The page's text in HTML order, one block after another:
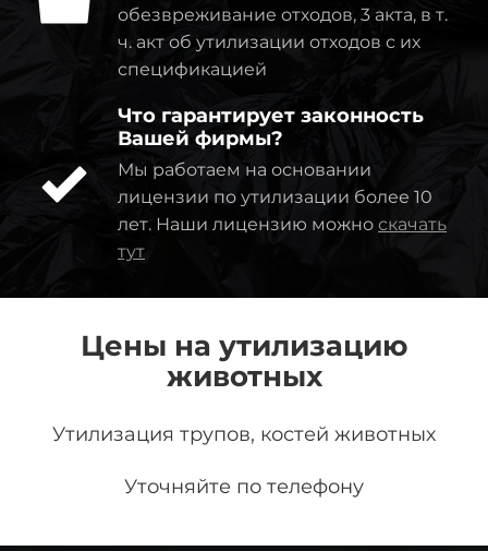
обезвреживание отходов, 3 акта, в т.
ч. акт об утилизации отходов с их
спецификацией
Что гарантирует законность
Вашей фирмы?
Мы работаем на основании
лицензии по утилизации более 10
лет. Наши лицензию можно скачать
тут
Цены на утилизацию
животных
Утилизация трупов, костей животных
Уточняйте по телефону